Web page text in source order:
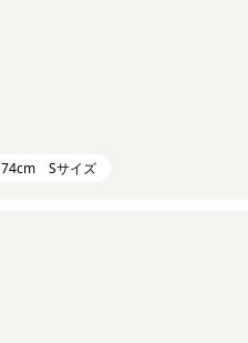
Sサイズ